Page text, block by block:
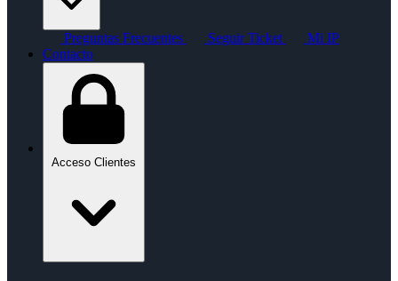
Preguntas Frecuentes Seguir Ticket
Mi IP
Contacto
Acceso Clientes